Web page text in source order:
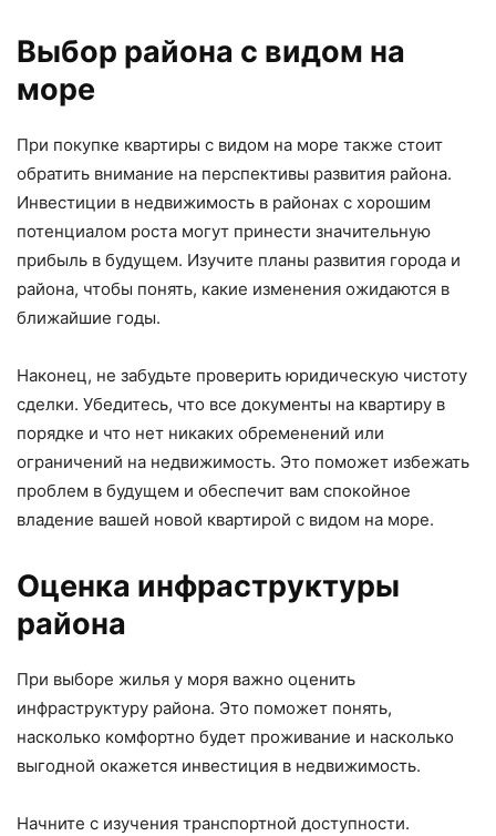
Выбор района с видом на
море
При покупке квартиры с видом на море также стоит
обратить внимание на перспективы развития района.
Инвестиции в недвижимость в районах с хорошим
потенциалом роста могут принести значительную
прибыль в будущем. Изучите планы развития города и
района, чтобы понять, какие изменения ожидаются в
ближайшие годы.
Наконец, не забудьте проверить юридическую чистоту
сделки. Убедитесь, что все документы на квартиру в
порядке и что нет никаких обременений или
ограничений на недвижимость. Это поможет избежать
проблем в будущем и обеспечит вам спокойное
владение вашей новой квартирой с видом на море.
Оценка инфраструктуры
района
При выборе жилья у моря важно оценить
инфраструктуру района. Это поможет понять,
насколько комфортно будет проживание и насколько
выгодной окажется инвестиция в недвижимость.
Начните с изучения транспортной доступности.